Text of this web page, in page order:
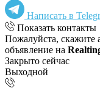
Написать в
Показать контакты
Пожалуйста, скажите
объявление на
Закрыто сейчас
Выходной